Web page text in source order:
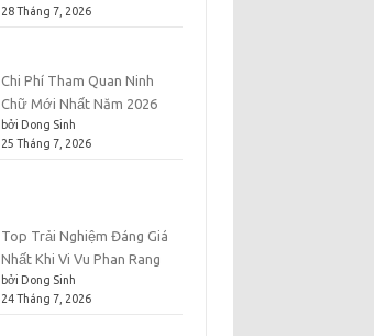
28 Tháng 7, 2026
Chi Phí Tham Quan Ninh
Chữ Mới Nhất Năm 2026
bởi Dong Sinh
25 Tháng 7, 2026
Top Trải Nghiệm Đáng Giá
Nhất Khi Vi Vu Phan Rang
bởi Dong Sinh
24 Tháng 7, 2026